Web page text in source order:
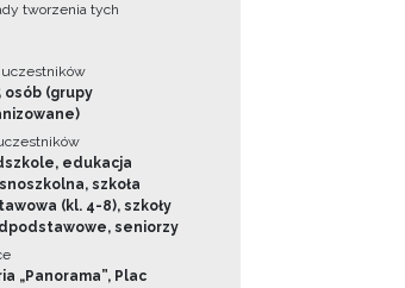
tworzenia tych
uczestników
osób (grupy
edukacja
szkoła
(kl. 4-8), szkoły
seniorzy
„Panorama”, Plac